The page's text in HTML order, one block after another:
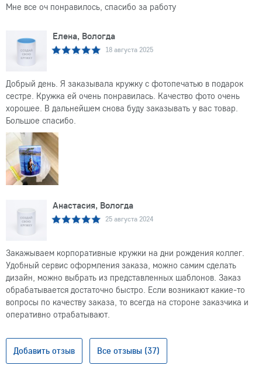
Мне все оч понравилось, спасибо за работу
Елена, Вологда
18 августа 2025
Добрый день. Я заказывала кружку с фотопечатью в подарок
сестре. Кружка ей очень понравилась. Качество фото очень
хорошее. В дальнейшем снова буду заказывать у вас товар.
Большое спасибо.
Анастасия, Вологда
25 августа 2024
Закажываем корпоративные кружки на дни рождения коллег.
Удобный сервис оформления заказа, можно самим сделать
дизайн, можно выбрать из представленных шаблонов. Заказ
обрабатывается достаточно быстро. Если возникают какие-то
вопросы по качеству заказа, то всегда на стороне заказчика и
оперативно отрабатывают.
Добавить отзыв Все отзывы (37)